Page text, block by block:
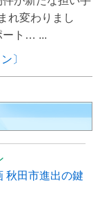
れ変わりまし
ート… ...
〕
秋田市進出の鍵